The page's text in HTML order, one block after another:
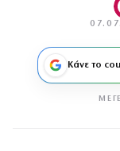
Κάνε το